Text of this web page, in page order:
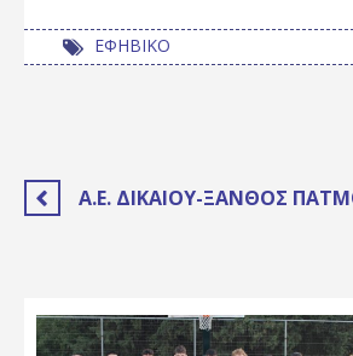
ΕΦΗΒΙΚΟ
Α.Ε. ΔΙΚΑΊΟΥ-ΞΑΝΘΟΣ